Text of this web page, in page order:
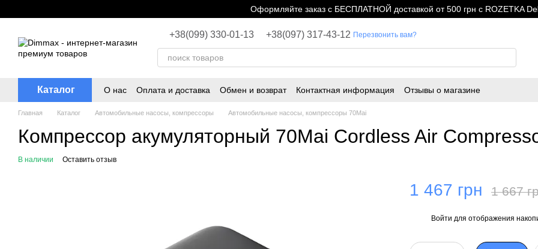
Оформляйте заказ с БЕСПЛАТНОЙ доставкой от 500 грн с ROZETKA
+38(099) 330-01-13 +38(097) 317-43-12 Перезвонить вам?
Каталог О нас Оплата и доставка Обмен и возврат Контактная информация Отзывы о магазине
Главная Каталог Автомобильные насосы, компрессоры Автомобильные насосы, компрессоры 70Mai
Компрессор акумуляторный 70Mai Cordless Air
В наличии Оставить отзыв
1 467 грн 1 667
Войти для отображения